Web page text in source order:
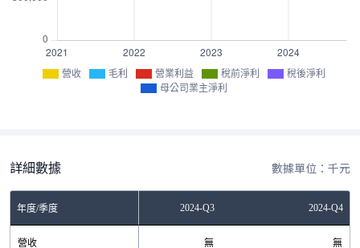
營收 毛利 營業利益 稅前淨利
稅後淨利
母公司業主淨利
詳細數據 數據單位：千元
年度/季度2024-Q2 2024-Q3 2024-Q4
營收 無 無